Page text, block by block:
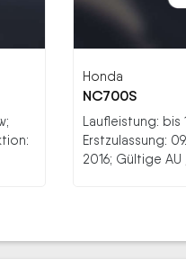
Honda
NC700S
Laufleistung: bis
Erstzulassung:
2016; Gültige